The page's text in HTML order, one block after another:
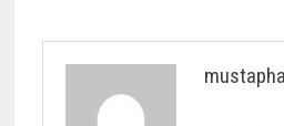
mustapha